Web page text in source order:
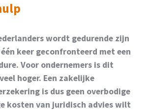
wordt gedurende zijn
keer geconfronteerd met een
Voor ondernemers is dit
hoger. Een zakelijke
is dus geen overbodige
kosten van juridisch advies wilt